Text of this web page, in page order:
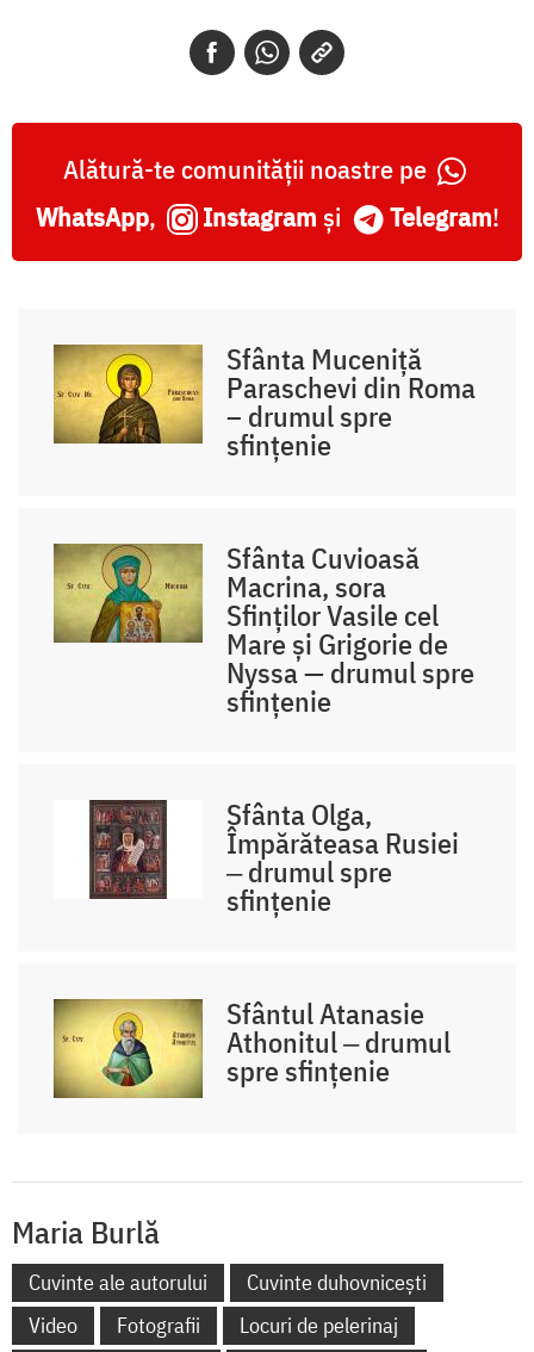
Alătură-te comunității noastre pe
WhatsApp, Instagram și Telegram!
Sfânta Muceniță
Paraschevi din Roma
– drumul spre
sfințenie
Sfânta Cuvioasă
Macrina, sora
Sfinților Vasile cel
Mare și Grigorie de
Nyssa — drumul spre
sfințenie
Sfânta Olga,
Împărăteasa Rusiei
‒ drumul spre
sfințenie
Sfântul Atanasie
Athonitul ‒ drumul
spre sfințenie
Maria Burlă
Cuvinte ale autorului
Cuvinte duhovnicești
Video
Fotografii
Locuri de pelerinaj